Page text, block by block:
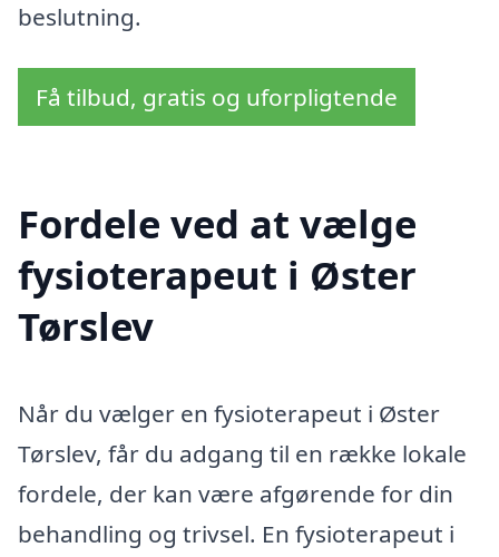
beslutning.
Få tilbud, gratis og uforpligtende
Fordele ved at vælge
fysioterapeut i Øster
Tørslev
Når du vælger en fysioterapeut i Øster
Tørslev, får du adgang til en række lokale
fordele, der kan være afgørende for din
behandling og trivsel. En fysioterapeut i